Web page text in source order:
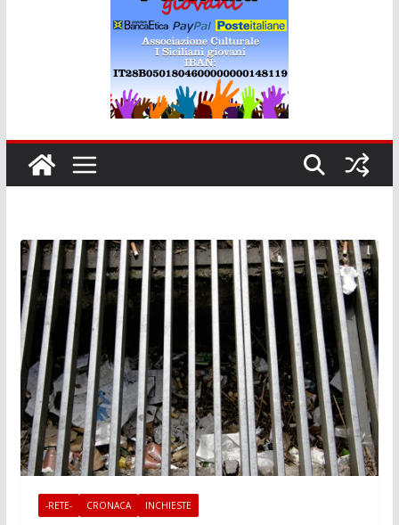
-RETE- CRONACA INCHIESTE